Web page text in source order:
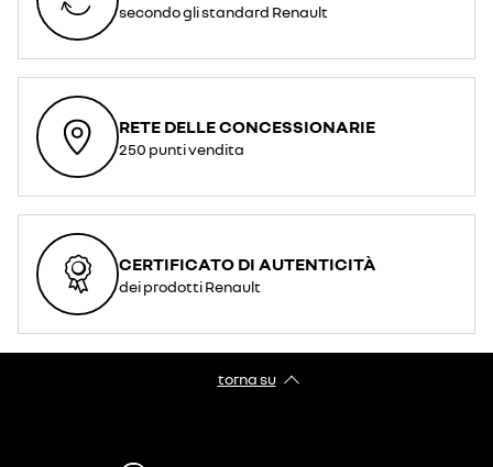
secondo gli standard Renault
RETE DELLE CONCESSIONARIE
250 punti vendita
CERTIFICATO DI AUTENTICITÀ
dei prodotti Renault
torna su